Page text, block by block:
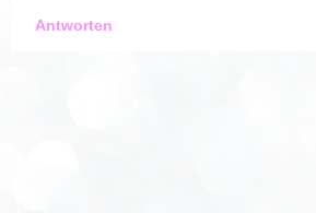
Antworten